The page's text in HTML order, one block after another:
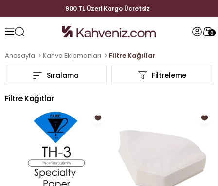
900 TL Üzeri Kargo Ücretsiz
0
Anasayfa Kahve Ekipmanları Filtre Kağıtlar
Filtreleme
Sıralama
Filtre Kağıtlar